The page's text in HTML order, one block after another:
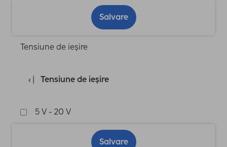
Salvare
Tensiune de ieşire
Tensiune de ieşire
5 V - 20 V
Salvare